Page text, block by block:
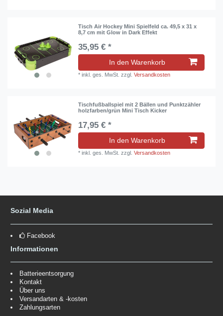
Tisch Air Hockey Mini Spielfeld ca. 49,5 x 31 x
8,7 cm mit Glow in Dark Effekt
35,95 € *
In den Warenkorb
*inkl. ges. MwSt. zzgl.Versandkosten
Tischfußballspiel mit 2 Bällen und Punktzähler
holzfarben/grün Mini Tisch Kicker
17,95 € *
In den Warenkorb
*inkl. ges. MwSt. zzgl.Versandkosten
Sozial Media
Facebook
Informationen
Batterieentsorgung
Kontakt
Über uns
Versandarten & -kosten
Zahlungsarten